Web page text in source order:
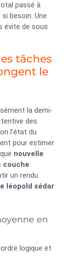
passé à
besoin. Une
évite de sous
tâches
le
la demi-
des
l’état du
pour estimer
nouvelle
couche
un rendu
léopold sédar
en
logique et